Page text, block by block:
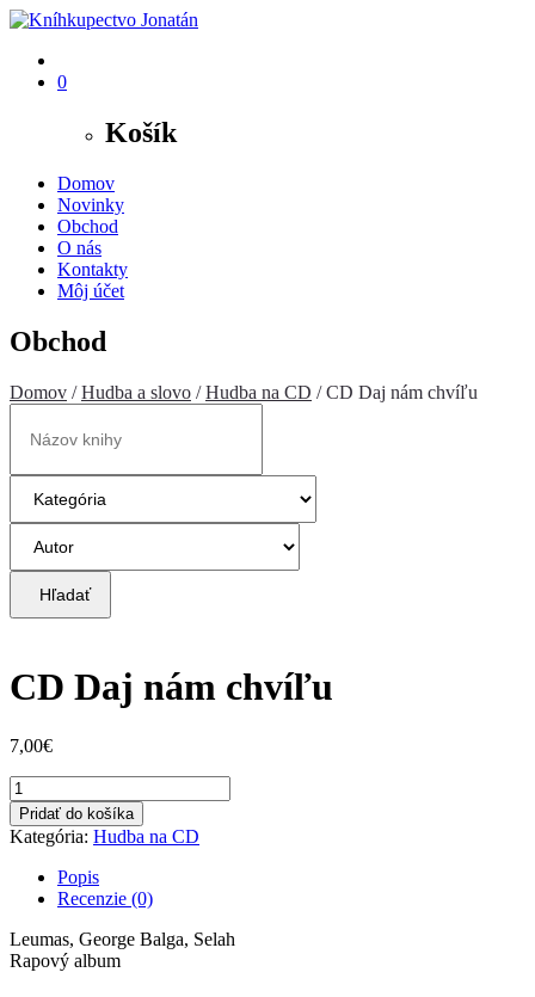
0
Košík
Domov
Novinky
Obchod
O nás
Kontakty
Môj účet
Obchod
Domov /Hudba a slovo /Hudba na CD / CD Daj nám chvíľu
Hľadať
CD Daj nám chvíľu
7,00€
množstvo
CD
Daj
nám
chvíľu
Pridať do košíka
Kategória: Hudba na CD
Popis
Recenzie (0)
Leumas, George Balga, Selah
Rapový album